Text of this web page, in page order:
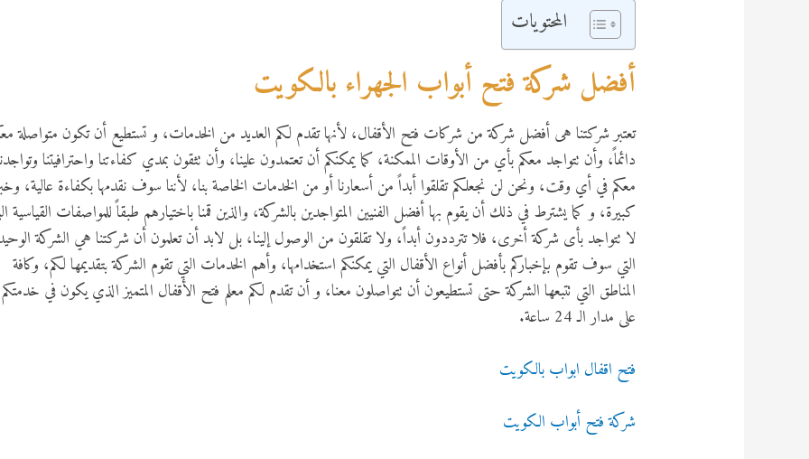
المحتويات
أفضل شركة فتح أبواب الجهراء بالكويت
تعتبر شركتنا هى أفضل شركة من شركات فتح الأقفال، لأنها تقدم لكم العديد من الخدمات، و تستطيع أن تكون متواصلة
دائماً، وأن تتواجد معكم بأي من الأوقات الممكنة، كما يمكنكم أن تعتمدون علينا، وأن تثقون بمدي كفاءتنا واحترافيتنا
معكم في أي وقت، ونحن لن نجعلكم تقلقوا أبداً من أسعارنا أو من الخدمات الخاصة بنا، لأننا سوف نقدمها بكفاءة عالية،
كبيرة، و كما يشترط في ذلك أن يقوم بها أفضل الفنيين المتواجدين بالشركة، والذين قمنا باختيارهم طبقاً للمواصفات القياسية
لا تتواجد بأى شركة أخرى، فلا تترددون أبداً، ولا تقلقون من الوصول إلينا، بل لابد أن تعلمون أن شركتنا هي الشركة
التي سوف تقوم بإخباركم بأفضل أنواع الأقفال التي يمكنكم استخدامها، وأهم الخدمات التي تقوم الشركة بتقديمها لكم، وكافة
المناطق التي تتبعها الشركة حتى تستطيعون أن تتواصلون معنا، و أن تقدم لكم معلم فتح الأقفال المتميز الذي يكون في خدمتكم
على مدار الـ 24 ساعة.
فتح اقفال ابواب بالكويت
شركة فتح أبواب الكويت